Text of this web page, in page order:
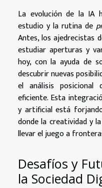
La evolución de la IA
estudio y la rutina de
Antes, los ajedrecistas
estudiar aperturas y
hoy, con la ayuda de
descubrir nuevas
el análisis posicional
eficiente. Esta
y artificial está
donde la creatividad y
llevar el juego a
Desafíos y
la Sociedad